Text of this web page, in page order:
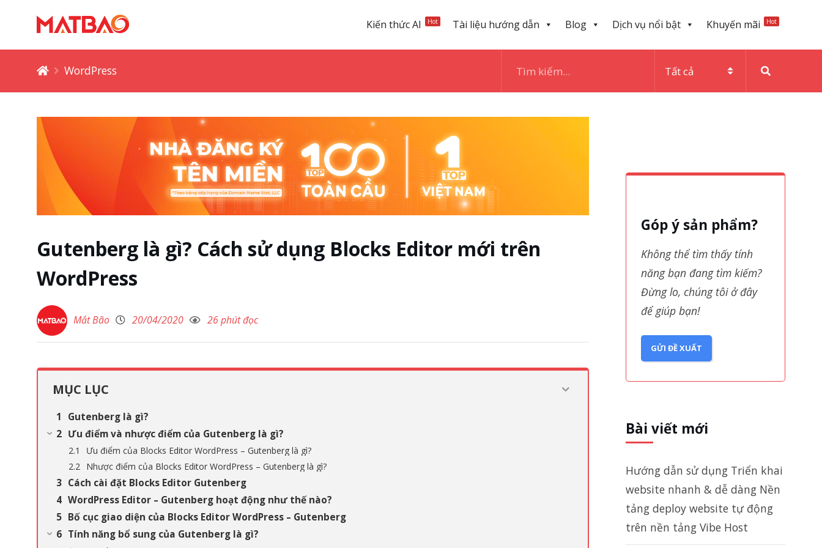
Kiến thức AI Hot Tài liệu hướng dẫn Blog Dịch vụ nổi bật Khuyến mãi Hot
WordPress
Gutenberg là gì? Cách sử dụng Blocks Editor mới trên
WordPress
Mắt Bão 20/04/2020 26 phút đọc
MỤC LỤC
Gutenberg là gì?
Ưu điểm và nhược điểm của Gutenberg là gì?
Ưu điểm của Blocks Editor WordPress – Gutenberg là gì?
Nhược điểm của Blocks Editor WordPress – Gutenberg là gì?
Cách cài đặt Blocks Editor Gutenberg
WordPress Editor – Gutenberg hoạt động như thế nào?
Bố cục giao diện của Blocks Editor WordPress – Gutenberg
Tính năng bổ sung của Gutenberg là gì?
Góp ý sản phẩm?
Không thể tìm thấy tính
năng bạn đang tìm kiếm?
Đừng lo, chúng tôi ở đây
để giúp bạn!
GỬI ĐỀ XUẤT
Bài viết mới
Hướng dẫn sử dụng Triển khai
website nhanh & dễ dàng Nền
tảng deploy website tự động
trên nền tảng Vibe Host